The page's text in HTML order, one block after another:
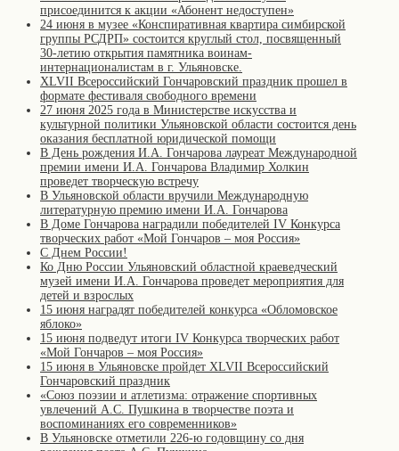
присоединится к акции «Абонент недоступен»
24 июня в музее «Конспиративная квартира симбирской
группы РСДРП» состоится круглый стол, посвященный
30-летию открытия памятника воинам-
интернационалистам в г. Ульяновске.
XLVII Всероссийский Гончаровский праздник прошел в
формате фестиваля свободного времени
27 июня 2025 года в Министерстве искусства и
культурной политики Ульяновской области состоится день
оказания бесплатной юридической помощи
В День рождения И.А. Гончарова лауреат Международной
премии имени И.А. Гончарова Владимир Холкин
проведет творческую встречу
В Ульяновской области вручили Международную
литературную премию имени И.А. Гончарова
В Доме Гончарова наградили победителей IV Конкурса
творческих работ «Мой Гончаров – моя Россия»
С Днем России!
Ко Дню России Ульяновский областной краеведческий
музей имени И.А. Гончарова проведет мероприятия для
детей и взрослых
15 июня наградят победителей конкурса «Обломовское
яблоко»
15 июня подведут итоги IV Конкурса творческих работ
«Мой Гончаров – моя Россия»
15 июня в Ульяновске пройдет XLVII Всероссийский
Гончаровский праздник
«Союз поэзии и атлетизма: отражение спортивных
увлечений А.С. Пушкина в творчестве поэта и
воспоминаниях его современников»
В Ульяновске отметили 226-ю годовщину со дня